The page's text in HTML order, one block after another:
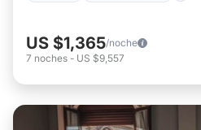
US $1,365/noche
7 noches - US $9,557